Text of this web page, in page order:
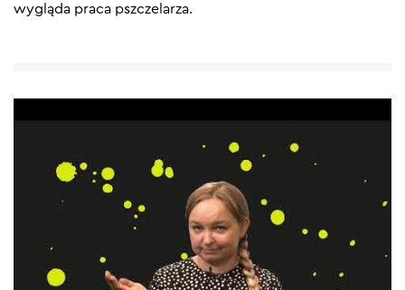
wygląda praca pszczelarza.